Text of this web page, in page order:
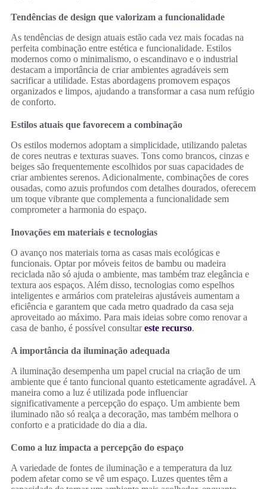
Tendências de design que valorizam a funcionalidade
As tendências de design atuais estão cada vez mais focadas na
perfeita combinação entre estética e funcionalidade. Estilos
modernos como o minimalismo, o escandinavo e o industrial
destacam a importância de criar ambientes agradáveis sem
sacrificar a utilidade. Estas abordagens promovem espaços
organizados e limpos, ajudando a transformar a casa num refúgio
de conforto.
Estilos atuais que favorecem a combinação
Os estilos modernos adoptam a simplicidade, utilizando paletas
de cores neutras e texturas suaves. Tons como brancos, cinzas e
beiges são frequentemente escolhidos por suas capacidades de
criar ambientes serenos. Adicionalmente, combinações de cores
ousadas, como azuis profundos com detalhes dourados, oferecem
um toque vibrante que complementa a funcionalidade sem
comprometer a harmonia do espaço.
Inovações em materiais e tecnologias
O avanço nos materiais torna as casas mais ecológicas e
funcionais. Optar por móveis feitos de bambu ou madeira
reciclada não só ajuda o ambiente, mas também traz elegância e
textura aos espaços. Além disso, tecnologias como espelhos
inteligentes e armários com prateleiras ajustáveis aumentam a
eficiência e garantem que cada metro quadrado da casa seja
aproveitado ao máximo. Para mais ideias sobre como renovar a
casa de banho, é possível consultareste recurso.
A importância da iluminação adequada
A iluminação desempenha um papel crucial na criação de um
ambiente que é tanto funcional quanto esteticamente agradável. A
maneira como a luz é utilizada pode influenciar
significativamente a percepção do espaço. Um ambiente bem
iluminado não só realça a decoração, mas também melhora o
conforto e a praticidade do dia a dia.
Como a luz impacta a percepção do espaço
A variedade de fontes de iluminação e a temperatura da luz
podem afetar como se vê um espaço. Luzes quentes têm a